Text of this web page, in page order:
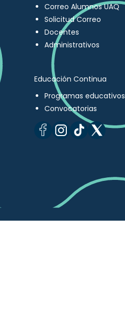
Correo Alumnos UAQ
Solicitud Correo
Docentes
Administrativos
Educación Continua
Programas educativos
Convocatorias